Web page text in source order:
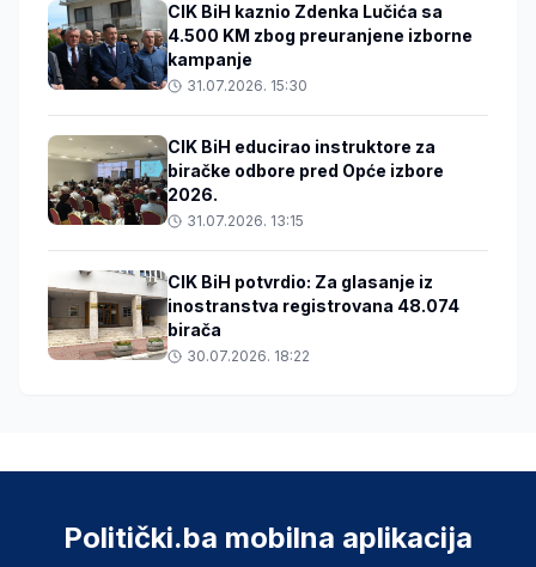
CIK BiH kaznio Zdenka Lučića sa
4.500 KM zbog preuranjene izborne
kampanje
31.07.2026. 15:30
CIK BiH educirao instruktore za
biračke odbore pred Opće izbore
2026.
31.07.2026. 13:15
CIK BiH potvrdio: Za glasanje iz
inostranstva registrovana 48.074
birača
30.07.2026. 18:22
Politički.ba mobilna aplikacija